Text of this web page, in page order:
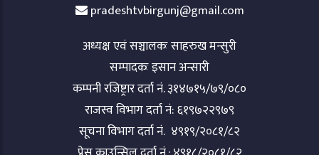
pradeshtvbirgunj@gmail.com
अध्यक्ष एवं सञ्चालकः साहरुख मन्सुरी
सम्पादकः इसान अन्सारी
कम्पनी रजिष्ट्रार दर्ता नं. ३१४७१५/७९/०८०
राजस्व विभाग दर्ता नं: ६१९७२२९७९
सूचना विभाग दर्ता नं. ४९१९/२०८१/८२